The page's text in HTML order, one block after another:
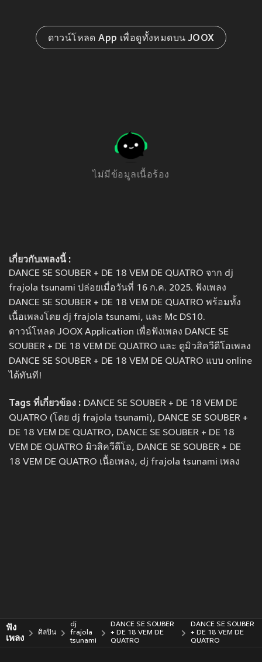
ดาวน์โหลด App เพื่อดูทั้งหมดบน JOOX
ไม่มีข้อมูลเนื้อร้อง
เกี่ยวกับเพลงนี้ :
DANCE SE SOUBER + DE 18 VEM DE QUATRO จาก dj
frajola tsunami ปล่อยเมื่อวันที่ 16 ก.ค. 2025. ฟังเพลง
DANCE SE SOUBER + DE 18 VEM DE QUATRO พร้อมทั้ง
เนื้อเพลงโดย dj frajola tsunami, และ Mc DS10.
ดาวน์โหลด JOOX Application เพื่อฟังเพลง DANCE SE
SOUBER + DE 18 VEM DE QUATRO และ ดูมิวสิควีดีโอเพลง
DANCE SE SOUBER + DE 18 VEM DE QUATRO แบบ online
ได้ทันที!
Tags ที่เกี่ยวข้อง : DANCE SE SOUBER + DE 18 VEM DE
QUATRO (โดย dj frajola tsunami), DANCE SE SOUBER +
DE 18 VEM DE QUATRO, DANCE SE SOUBER + DE 18
VEM DE QUATRO มิวสิควีดีโอ, DANCE SE SOUBER + DE
18 VEM DE QUATRO เนื้อเพลง, dj frajola tsunami เพลง
ฟัง
เพลง
ศิลปิน
dj
frajola
tsunami
DANCE SE SOUBER
+ DE 18 VEM DE
QUATRO
DANCE SE SOUBER
+ DE 18 VEM DE
QUATRO